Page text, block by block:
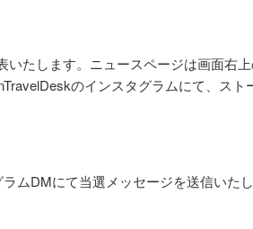
たします。ニュースページは画面右
のインスタグラムにて、スト
ムDMにて当選メッセージを送信いた